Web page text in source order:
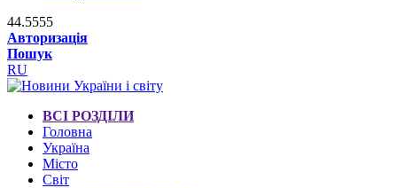
44.5555
Авторизація
Пошук
RU
ВСІ РОЗДІЛИ
Головна
Україна
Місто
Світ